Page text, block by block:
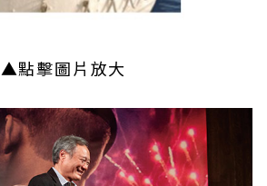
▲點擊圖片放大